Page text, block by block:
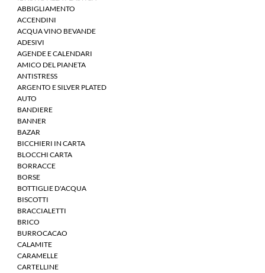
ABBIGLIAMENTO
ACCENDINI
ACQUA VINO BEVANDE
ADESIVI
AGENDE E CALENDARI
AMICO DEL PIANETA
ANTISTRESS
ARGENTO E SILVER PLATED
AUTO
BANDIERE
BANNER
BAZAR
BICCHIERI IN CARTA
BLOCCHI CARTA
BORRACCE
BORSE
BOTTIGLIE D'ACQUA
BISCOTTI
BRACCIALETTI
BRICO
BURROCACAO
CALAMITE
CARAMELLE
CARTELLINE